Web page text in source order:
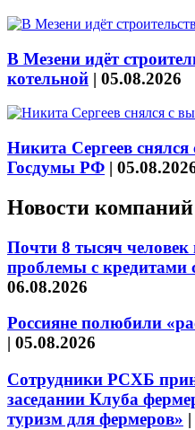
В Мезени идёт
котельной | 05.08.2026
Никита Сергеев снялся
Госдумы РФ |
Новости компаний
Почти 8 тысяч
проблемы с
06.08.2026
Россияне полюбили
| 05.08.2026
Сотрудники РСХБ
заседании Клуба
туризм для фермеров» |